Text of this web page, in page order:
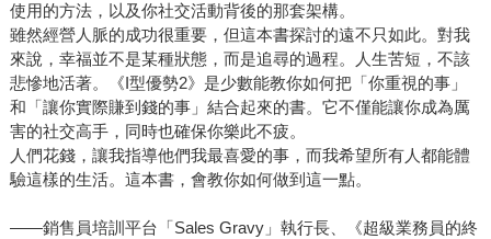
使用的方法，以及你社交活動背後的那套架構。
雖然經營人脈的成功很重要，但這本書探討的遠不只如此。對我
來說，幸福並不是某種狀態，而是追尋的過程。人生苦短，不該
悲慘地活著。《I型優勢2》是少數能教你如何把「你重視的事」
和「讓你實際賺到錢的事」結合起來的書。它不僅能讓你成為厲
害的社交高手，同時也確保你樂此不疲。
人們花錢，讓我指導他們我最喜愛的事，而我希望所有人都能體
驗這樣的生活。這本書，會教你如何做到這一點。
——銷售員培訓平台「Sales Gravy」執行長、《超級業務員的終